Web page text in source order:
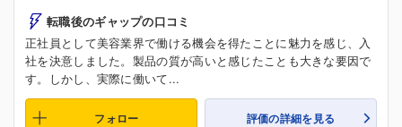
転職後のギャップの口コミ
正社員として美容業界で働ける機会を得たことに魅力を感じ、入
社を決意しました。製品の質が高いと感じたことも大きな要因で
す。しかし、実際に働いて...
フォロー 評価の詳細を見る